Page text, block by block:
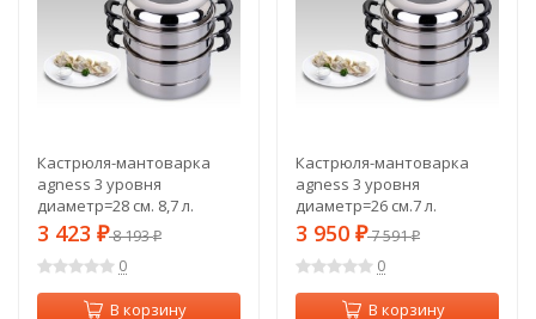
Кастрюля-мантоварка
agness 3 уровня
диаметр=28 см. 8,7 л.
индукционное дно Agness
(933-002)
3 423 ₽8 193₽
0
В корзину
Кастрюля-мантоварка
agness 3 уровня
диаметр=26 см.7 л.
индукционное дно Agness
(933-001)
3 950 ₽7 591₽
0
В корзину